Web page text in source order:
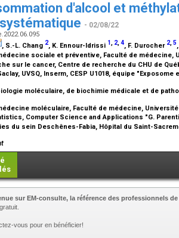
d'alcool et
- 02/08/22
, S.-L. Chang 2, K. Ennour-Idrissi 1, 2,4, F. Durocher 2,5
sociale et préventive, Faculté de médecine,
sur le cancer, Centre de recherche du CHU de
UVSQ, Inserm, CESP U1018, équipe
moléculaire, de biochimie médicale et de
moléculaire, Faculté de médecine, Université
Computer Science and Applications "G.
du sein Deschênes-Fabia, Hôpital du Saint-
sur EM-consulte, la référence des professionnels
vous pour en bénéficier!